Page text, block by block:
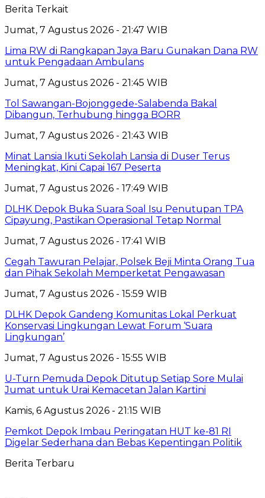
Berita Terkait
Jumat, 7 Agustus 2026 - 21:47 WIB
Lima RW di Rangkapan Jaya Baru Gunakan Dana RW
untuk Pengadaan Ambulans
Jumat, 7 Agustus 2026 - 21:45 WIB
Tol Sawangan-Bojonggede-Salabenda Bakal
Dibangun, Terhubung hingga BORR
Jumat, 7 Agustus 2026 - 21:43 WIB
Minat Lansia Ikuti Sekolah Lansia di Duser Terus
Meningkat, Kini Capai 167 Peserta
Jumat, 7 Agustus 2026 - 17:49 WIB
DLHK Depok Buka Suara Soal Isu Penutupan TPA
Cipayung, Pastikan Operasional Tetap Normal
Jumat, 7 Agustus 2026 - 17:41 WIB
Cegah Tawuran Pelajar, Polsek Beji Minta Orang Tua
dan Pihak Sekolah Memperketat Pengawasan
Jumat, 7 Agustus 2026 - 15:59 WIB
DLHK Depok Gandeng Komunitas Lokal Perkuat
Konservasi Lingkungan Lewat Forum ‘Suara
Lingkungan’
Jumat, 7 Agustus 2026 - 15:55 WIB
U-Turn Pemuda Depok Ditutup Setiap Sore Mulai
Jumat untuk Urai Kemacetan Jalan Kartini
Kamis, 6 Agustus 2026 - 21:15 WIB
Pemkot Depok Imbau Peringatan HUT ke-81 RI
Digelar Sederhana dan Bebas Kepentingan Politik
Berita Terbaru